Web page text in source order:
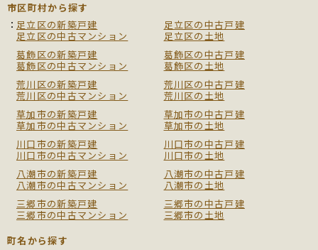
市区町村から探す
足立区の新築戸建
足立区の中古戸建
足立区の中古マンション
足立区の土地
葛飾区の新築戸建
葛飾区の中古戸建
葛飾区の中古マンション
葛飾区の土地
荒川区の新築戸建
荒川区の中古戸建
荒川区の中古マンション
荒川区の土地
草加市の新築戸建
草加市の中古戸建
草加市の中古マンション
草加市の土地
川口市の新築戸建
川口市の中古戸建
川口市の中古マンション
川口市の土地
八潮市の新築戸建
八潮市の中古戸建
八潮市の中古マンション
八潮市の土地
三郷市の新築戸建
三郷市の中古戸建
三郷市の中古マンション
三郷市の土地
町名から探す